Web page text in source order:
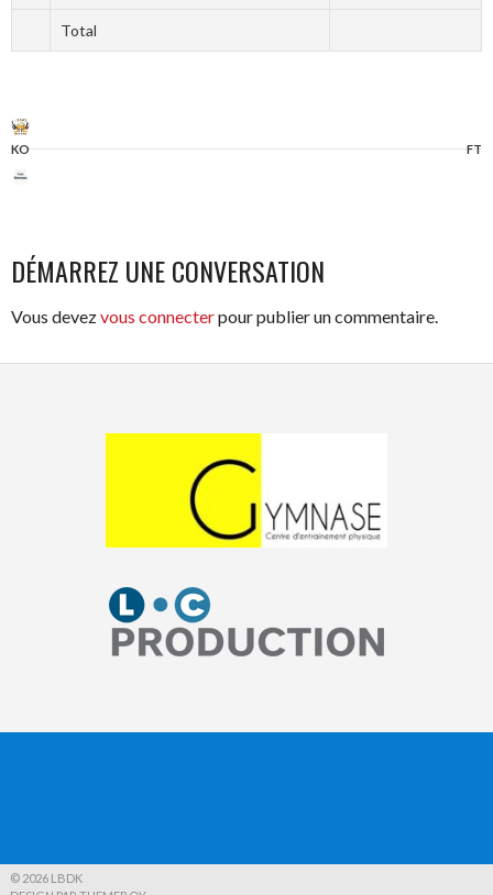
Total
KO FT
DÉMARREZ UNE CONVERSATION
Vous devezvous connecterpour publier un commentaire.
© 2026 LBDK